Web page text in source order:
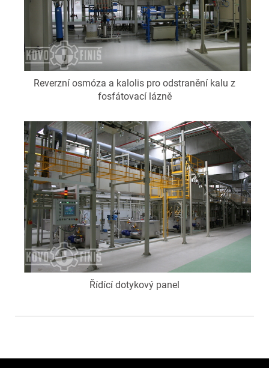
Reverzní osmóza a kalolis pro odstranění kalu z
fosfátovací lázně
Řídící dotykový panel